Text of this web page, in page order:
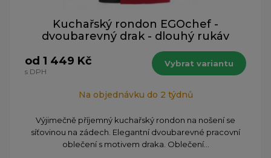
Kuchařský rondon EGOchef -
dvoubarevný drak - dlouhý rukáv
od 1 449 Kč
s DPH
Vybrat variantu
Na objednávku do 2 týdnů
Výjimečně příjemný kuchařský rondon na nošení se
síťovinou na zádech. Elegantní dvoubarevné pracovní
oblečení s motivem draka. Oblečení...